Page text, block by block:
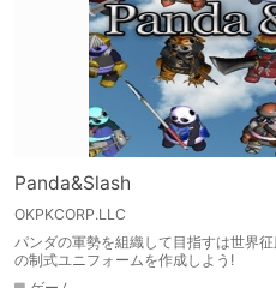
Panda&Slash
OKPKCORP.LLC
パンダの軍勢を組織して目指すは世界
の制式ユニフォームを作成しよう!